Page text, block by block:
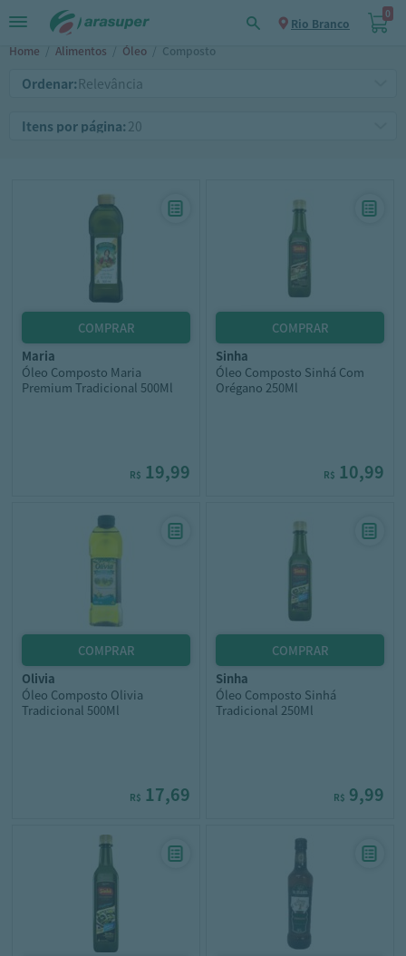
Rio Branco
0
Home / Alimentos / Óleo / Composto
Ordenar:
Itens por página:
maria
Óleo Composto Maria
Premium Tradicional 500Ml
R$ 19,99
sinha
Óleo Composto Sinhá Com
Orégano 250Ml
R$ 10,99
olivia
Óleo Composto Olivia
Tradicional 500Ml
R$ 17,69
sinha
Óleo Composto Sinhá
Tradicional 250Ml
R$ 9,99